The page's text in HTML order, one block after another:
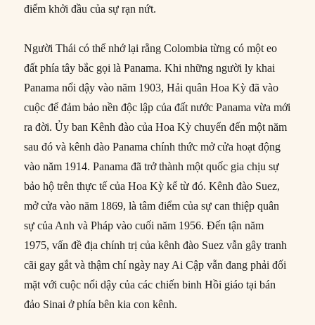
điểm khởi đầu của sự rạn nứt.
Người Thái có thể nhớ lại rằng Colombia từng có một eo
đất phía tây bắc gọi là Panama. Khi những người ly khai
Panama nổi dậy vào năm 1903, Hải quân Hoa Kỳ đã vào
cuộc để đảm bảo nền độc lập của đất nước Panama vừa mới
ra đời. Ủy ban Kênh đào của Hoa Kỳ chuyển đến một năm
sau đó và kênh đào Panama chính thức mở cửa hoạt động
vào năm 1914. Panama đã trở thành một quốc gia chịu sự
bảo hộ trên thực tế của Hoa Kỳ kể từ đó. Kênh đào Suez,
mở cửa vào năm 1869, là tâm điểm của sự can thiệp quân
sự của Anh và Pháp vào cuối năm 1956. Đến tận năm
1975, vấn đề địa chính trị của kênh đào Suez vẫn gây tranh
cãi gay gắt và thậm chí ngày nay Ai Cập vẫn đang phải đối
mặt với cuộc nổi dậy của các chiến binh Hồi giáo tại bán
đảo Sinai ở phía bên kia con kênh.